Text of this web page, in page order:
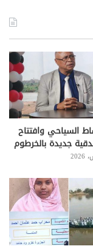
السياحي وافتتاح
جديدة بالخرطوم